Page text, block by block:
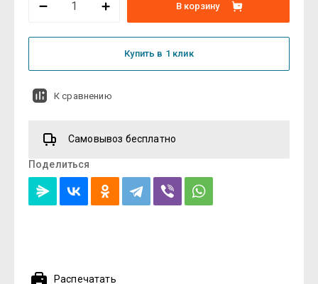
В корзину
Купить в 1 клик
К сравнению
Самовывоз бесплатно
Поделиться
Распечатать